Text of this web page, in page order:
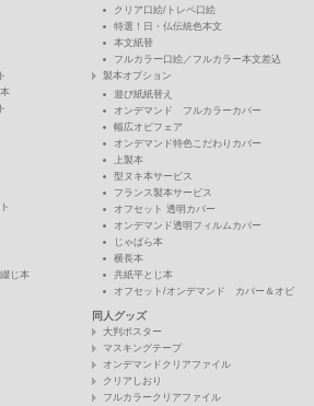
じ本
クリア口絵/トレペ口絵
特選！日・仏伝統色本文
本文紙替
フルカラー口絵／フルカラー本文差込
製本オプション
遊び紙紙替え
オンデマンド フルカラーカバー
幅広オビフェア
オンデマンド特色こだわりカバー
上製本
型ヌキ本サービス
フランス製本サービス
オフセット 透明カバー
オンデマンド透明フィルムカバー
じゃばら本
横長本
共紙平とじ本
オフセット/オンデマンド カバー＆オビ
同人グッズ
大判ポスター
マスキングテープ
オンデマンドクリアファイル
クリアしおり
フルカラークリアファイル